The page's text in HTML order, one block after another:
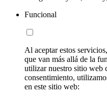
Funcional
Al aceptar estos
que van más allá de la
utilizar nuestro sitio web
consentimiento,
en este sitio web: